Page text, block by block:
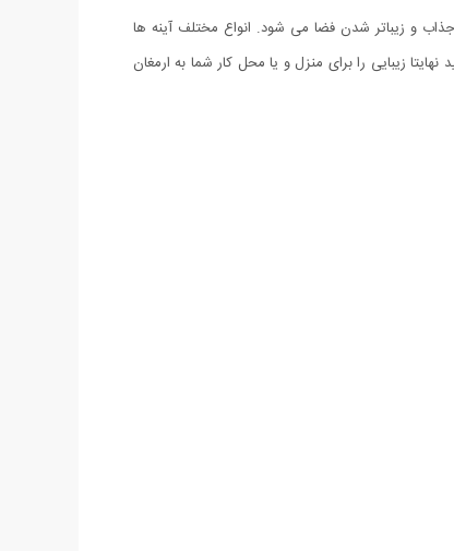
جذاب و زیباتر شدن فضا می شود. انواع مختلف آینه ها
زیبایی را برای منزل و یا محل کار شما به ارمغان